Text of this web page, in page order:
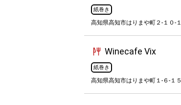
紙巻き
高知県高知市はりまや町２-１０-１
Winecafe Vix
紙巻き
高知県高知市はりまや町１-６-１５